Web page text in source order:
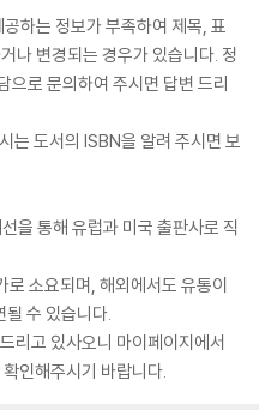
people.
하는 정보가 부족하여 제목, 표
나 변경되는 경우가 있습니다. 정
으로 문의하여 주시면 답변 드리
는 도서의 ISBN을 알려 주시면 보
을 통해 유럽과 미국 출판사로 직
소요되며, 해외에서도 유통이
될 수 있습니다.
리고 있사오니 마이페이지에서
인해주시기 바랍니다.